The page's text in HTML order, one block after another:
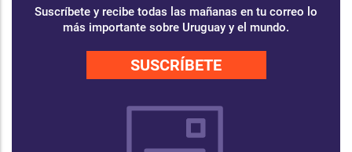
Suscríbete y recibe todas las mañanas en tu correo lo
más importante sobre Uruguay y el mundo.
SUSCRÍBETE